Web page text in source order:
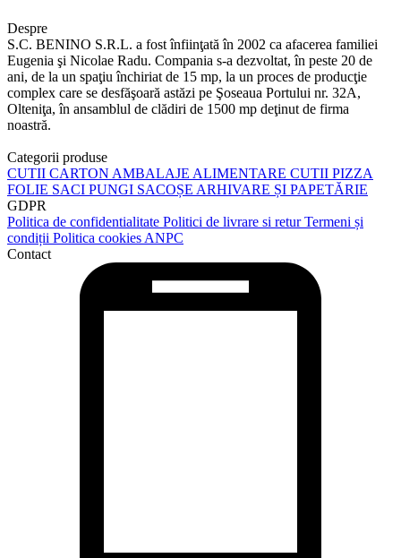
Despre
S.C. BENINO S.R.L. a fost înfiinţată în 2002 ca afacerea familiei
Eugenia şi Nicolae Radu. Compania s-a dezvoltat, în peste 20 de
ani, de la un spaţiu închiriat de 15 mp, la un proces de producţie
complex care se desfăşoară astăzi pe Şoseaua Portului nr. 32A,
Olteniţa, în ansamblul de clădiri de 1500 mp deţinut de firma
noastră.
Categorii produse
CUTII CARTON AMBALAJE ALIMENTARE CUTII PIZZA
FOLIE SACI PUNGI SACOȘE ARHIVARE ȘI PAPETĂRIE
GDPR
Politica de confidentialitate Politici de livrare si returTermeni și
condiții Politica cookiesANPC
Contact